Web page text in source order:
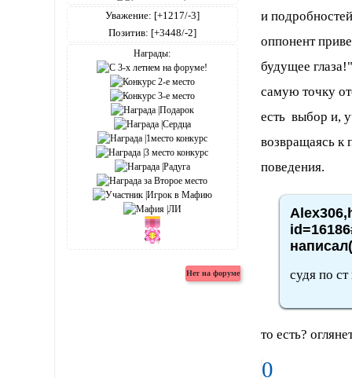
Уважение: [+1217/-3]
Позитив: [+3448/-2]
Награды:
и
оппонент
будущее
самую точку
есть выбор и,
возвращаясь к
поведения.
судя по
то есть?
0